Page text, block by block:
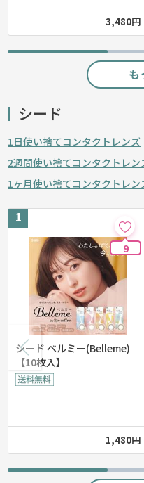
3,480円
も
シード
1日使い捨てコンタクトレンズ
2週間使い捨てコンタクトレン
1ヶ月使い捨てコンタクトレン
9
シード ベルミー(Belleme)
【10枚入】
1,480円